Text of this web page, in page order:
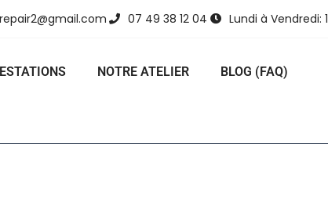
07 49 38 12 04 Lundi à Vendredi:
NOTRE ATELIER BLOG (FAQ)